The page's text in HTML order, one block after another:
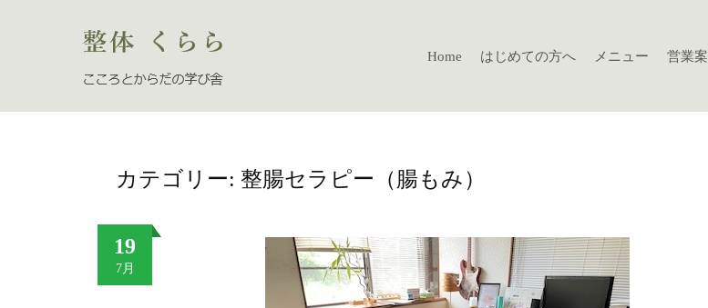
Home はじめての方へ メニュー 営業
カテゴリー: 整腸セラピー（腸もみ）
19
7月